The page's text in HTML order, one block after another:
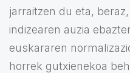
jarraitzen du eta,
indizearen auzia
euskararen
horrek gutxienekoa